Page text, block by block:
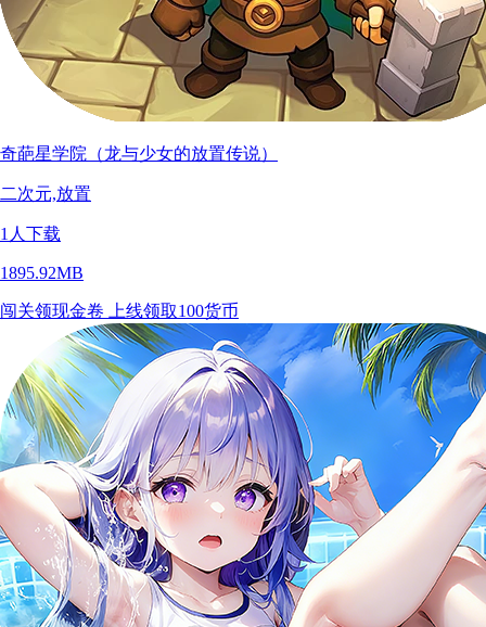
奇葩星学院（龙与少女的放置传说）
二次元,放置
1 人下载
1895.92MB
闯关领现金卷 上线领取100货币